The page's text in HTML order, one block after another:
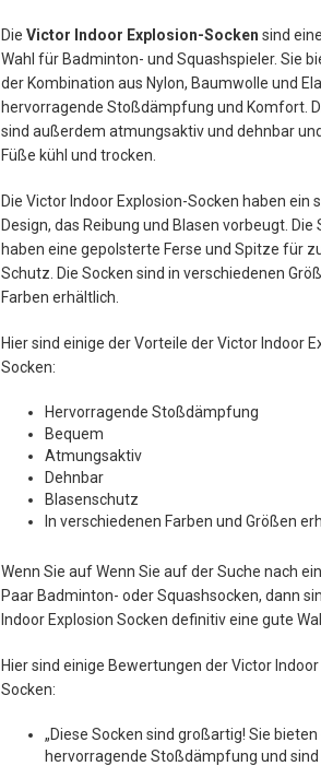
Die Victor Indoor Explosion-Socken sind
Wahl für Badminton- und Squashspieler. Sie
der Kombination aus Nylon, Baumwolle und
hervorragende Stoßdämpfung und Komfort.
sind außerdem atmungsaktiv und dehnbar
Füße kühl und trocken.
Die Victor Indoor Explosion-Socken haben ein
Design, das Reibung und Blasen vorbeugt. Die
haben eine gepolsterte Ferse und Spitze für
Schutz. Die Socken sind in verschiedenen
Farben erhältlich.
Hier sind einige der Vorteile der Victor Indoor
Socken:
Hervorragende Stoßdämpfung
Bequem
Atmungsaktiv
Dehnbar
Blasenschutz
In verschiedenen Farben und Größen
Wenn Sie auf Wenn Sie auf der Suche nach
Paar Badminton- oder Squashsocken, dann
Indoor Explosion Socken definitiv eine gute
Hier sind einige Bewertungen der Victor Indoor
Socken:
„Diese Socken sind großartig! Sie bieten
hervorragende Stoßdämpfung und sind